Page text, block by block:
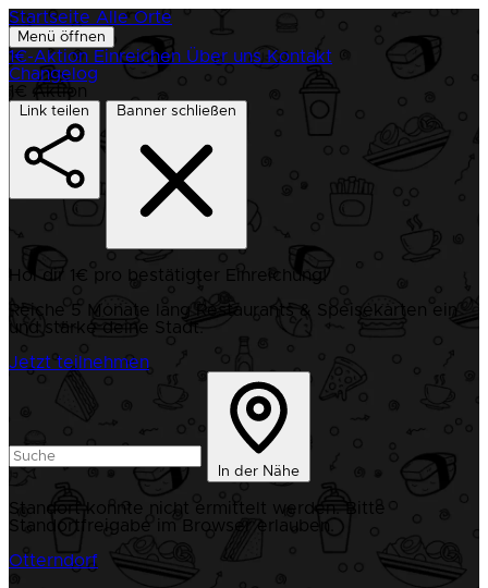
Startseite Alle Orte
Menü öffnen
1€-Aktion Einreichen Über uns Kontakt
Changelog
1€ Aktion
Link teilen Banner schließen
Hol dir 1€ pro bestätigter Einreichung!
Reiche 5 Monate lang Restaurants & Speisekarten ein
und stärke deine Stadt.
Jetzt teilnehmen
In der Nähe
Standort konnte nicht ermittelt werden. Bitte
Standortfreigabe im Browser erlauben.
Otterndorf